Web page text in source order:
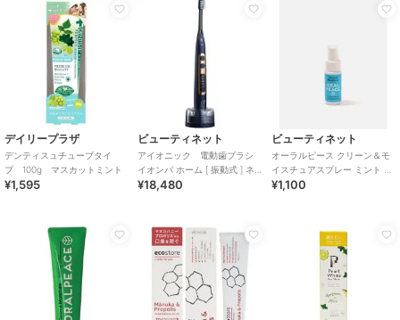
デイリープラザ
デンティスュチューブタイ
プ 100g マスカットミント
¥1,595
ビューティネット
アイオニック 電動歯ブラシ
イオンパ ホーム [ 振動式 ] ネ
イビーブルー
¥18,480
ビューティネット
オーラルピース クリーン＆モ
イスチュアスプレー ミント ３
０ＭＬ
¥1,100